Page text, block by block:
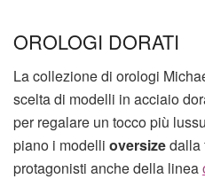
OROLOGI DORATI
La collezione di orologi
scelta di modelli in acciaio
per regalare un tocco più
piano i modelli oversizedalla
protagonisti anche della linea